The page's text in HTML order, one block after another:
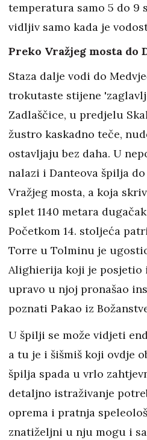
temperatura samo 5 do 9
vidljiv samo kada je
Preko Vražjeg mosta do
Staza dalje vodi do
trokutaste stijene
Zadlaščice, u predjelu
žustro kaskadno teče,
ostavljaju bez daha. U
nalazi i Danteova špilja
Vražjeg mosta, a koja
splet 1140 metara
Početkom 14. stoljeća
Torre u Tolminu je
Alighierija koji je posjetio
upravo u njoj pronašao
poznati Pakao iz
U špilji se može vidjeti
a tu je i šišmiš koji ovdje
špilja spada u vrlo
detaljno istraživanje
oprema i pratnja
znatiželjni u nju mogu i